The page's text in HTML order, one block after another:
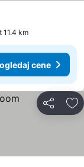
11.4 km
cene
Deli